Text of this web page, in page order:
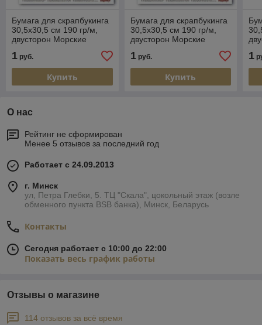
Бумага для скрапбукинга
30,5х30,5 см 190 гр/м,
двусторон Морские
приключения Карточки 2
1 руб.
Купить
Бумага для скрапбукинга
30,5х30,5 см 190 гр/м,
двусторон Морские
приключения Затонувший
якорь
1руб.
Купить
1
О нас
Рейтинг не сформирован
Менее 5 отзывов за последний год
Работает с 24.09.2013
г. Минск
ул, Петра Глебки, 5. ТЦ "Скала", цокольный этаж (возле
обменного пункта BSB банка), Минск, Беларусь
Контакты
Сегодня работает с 10:00 до 22:00
Показать весь график работы
Отзывы о магазине
114 отзывов за всё время